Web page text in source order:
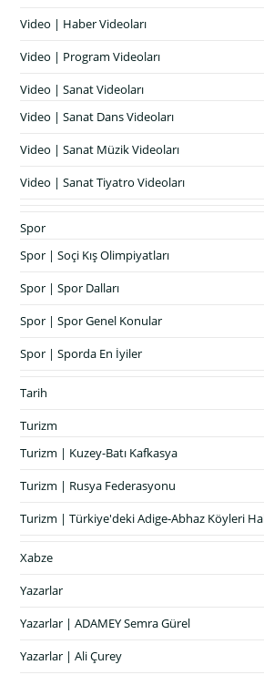
Video | Haber Videoları
Video | Program Videoları
Video | Sanat Videoları
Video | Sanat Dans Videoları
Video | Sanat Müzik Videoları
Video | Sanat Tiyatro Videoları
Spor
Spor | Soçi Kış Olimpiyatları
Spor | Spor Dalları
Spor | Spor Genel Konular
Spor | Sporda En İyiler
Tarih
Turizm
Turizm | Kuzey-Batı Kafkasya
Turizm | Rusya Federasyonu
Turizm | Türkiye'deki Adige-Abhaz Köyleri
Xabze
Yazarlar
Yazarlar | ADAMEY Semra Gürel
Yazarlar | Ali Çurey